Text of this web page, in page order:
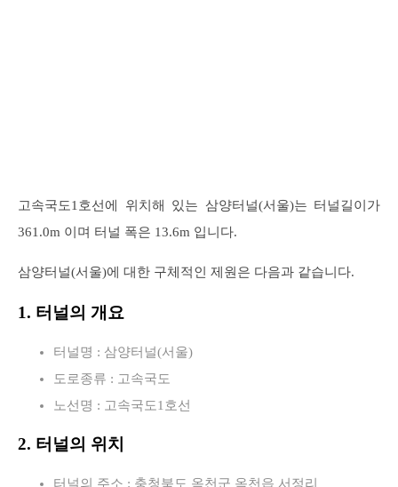
고속국도1호선에 위치해 있는 삼양터널(서울)는 터널길이가
361.0m 이며 터널 폭은 13.6m 입니다.
삼양터널(서울)에 대한 구체적인 제원은 다음과 같습니다.
1. 터널의 개요
터널명 : 삼양터널(서울)
도로종류 : 고속국도
노선명 : 고속국도1호선
2. 터널의 위치
터널의 주소 : 충청북도 옥천군 옥천읍 서정리